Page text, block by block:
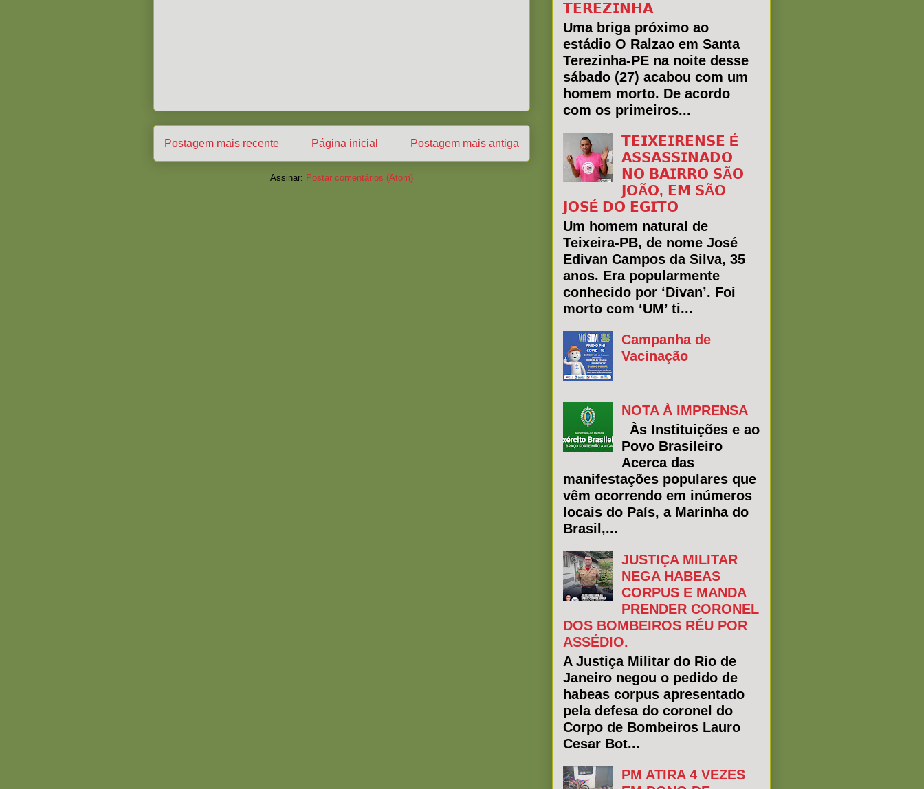
Postagem mais recente Postagem mais antiga
Página inicial
Assinar: Postar comentários (Atom)
𝗧𝗘𝗥𝗘𝗭𝗜𝗡𝗛𝗔
Uma briga próximo ao
estádio O Ralzao em Santa
Terezinha-PE na noite desse
sábado (27) acabou com um
homem morto. De acordo
com os primeiros...
𝗧𝗘𝗜𝗫𝗘𝗜𝗥𝗘𝗡𝗦𝗘 É
𝗔𝗦𝗦𝗔𝗦𝗦𝗜𝗡𝗔𝗗𝗢
𝗡𝗢 𝗕𝗔𝗜𝗥𝗥𝗢 𝗦Ã𝗢
𝗝𝗢Ã𝗢, 𝗘𝗠 𝗦Ã𝗢
𝗝𝗢𝗦É 𝗗𝗢 𝗘𝗚𝗜𝗧𝗢
Um homem natural de
Teixeira-PB, de nome José
Edivan Campos da Silva, 35
anos. Era popularmente
conhecido por ‘Divan’. Foi
morto com ‘UM’ ti...
Campanha de
Vacinação
NOTA À IMPRENSA
Às Instituições e ao
Povo Brasileiro
Acerca das
manifestações populares que
vêm ocorrendo em inúmeros
locais do País, a Marinha do
Brasil,...
JUSTIÇA MILITAR
NEGA HABEAS
CORPUS E MANDA
PRENDER CORONEL
DOS BOMBEIROS RÉU POR
ASSÉDIO.
A Justiça Militar do Rio de
Janeiro negou o pedido de
habeas corpus apresentado
pela defesa do coronel do
Corpo de Bombeiros Lauro
Cesar Bot...
PM ATIRA 4 VEZES